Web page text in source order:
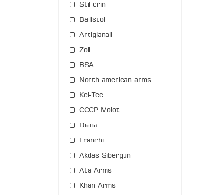
Stil crin
Ballistol
Artigianali
Zoli
BSA
North american arms
Kel-Tec
СССР Molot
Diana
Franchi
Akdas Sibergun
Ata Arms
Khan Arms